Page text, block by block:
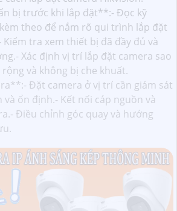
bị trước khi lắp đặt**:- Đọc kỹ
theo để nắm rõ qui trình lắp đặt
tra xem thiết bị đã đầy đủ và
Xác định vị trí lắp đặt camera sao
và không bị che khuất.
Đặt camera ở vị trí cần giám sát
và ổn định.- Kết nối cáp nguồn và
Điều chỉnh góc quay và hướng